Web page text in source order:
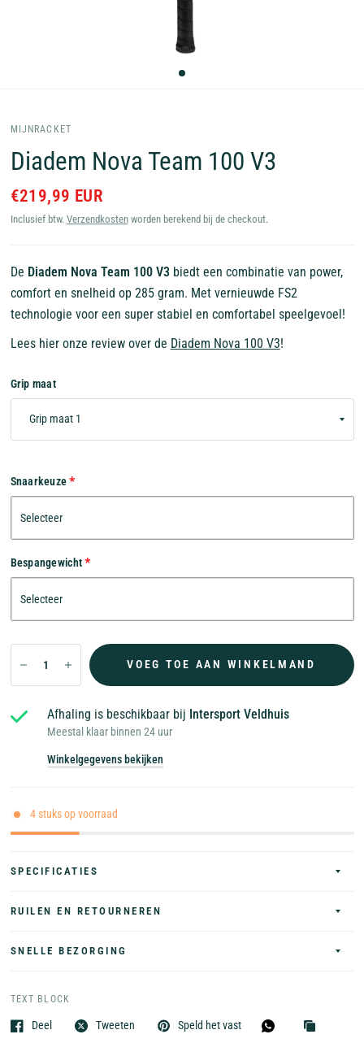
MIJNRACKET
Diadem Nova Team 100 V3
€219,99 EUR
Inclusief btw. Verzendkostenworden berekend bij de checkout.
De Diadem Nova Team 100 V3biedt een combinatie van power,
comfort en snelheid op 285 gram. Met vernieuwde FS2
technologie voor een super stabiel en comfortabel speelgevoel!
Lees hier onze review over de Diadem Nova 100 V3!
Grip maat
Snaarkeuze
Bespangewicht
VOEG TOE AAN WINKELMAND
Afhaling is beschikbaar bij Intersport Veldhuis
Meestal klaar binnen 24 uur
Winkelgegevens bekijken
4 stuks op voorraad
SPECIFICATIES
RUILEN EN RETOURNEREN
SNELLE BEZORGING
TEXT BLOCK
Deel Tweeten Speld het vast